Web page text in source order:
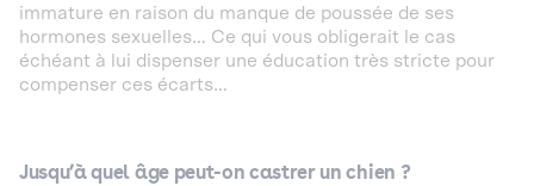
immature en raison du manque de poussée de ses
hormones sexuelles… Ce qui vous obligerait le cas
échéant à lui dispenser une éducation très stricte pour
compenser ces écarts…
Jusqu’à quel âge peut-on castrer un chien ?